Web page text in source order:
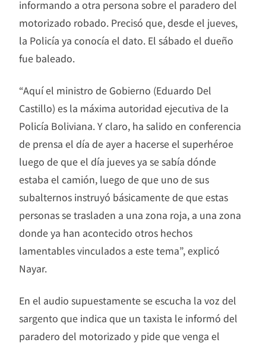
informando a otra persona sobre el paradero del
motorizado robado. Precisó que, desde el jueves,
la Policía ya conocía el dato. El sábado el dueño
fue baleado.
“Aquí el ministro de Gobierno (Eduardo Del
Castillo) es la máxima autoridad ejecutiva de la
Policía Boliviana. Y claro, ha salido en conferencia
de prensa el día de ayer a hacerse el superhéroe
luego de que el día jueves ya se sabía dónde
estaba el camión, luego de que uno de sus
subalternos instruyó básicamente de que estas
personas se trasladen a una zona roja, a una zona
donde ya han acontecido otros hechos
lamentables vinculados a este tema”, explicó
Nayar.
En el audio supuestamente se escucha la voz del
sargento que indica que un taxista le informó del
paradero del motorizado y pide que venga el